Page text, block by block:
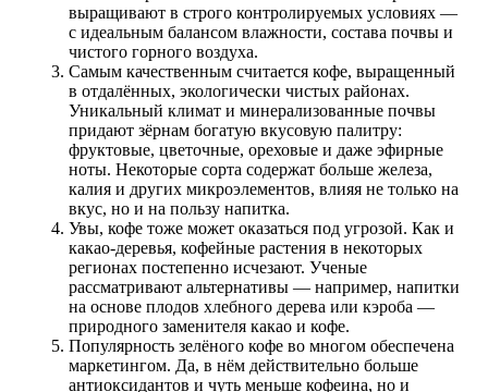
выращивают в строго контролируемых условиях —
с идеальным балансом влажности, состава почвы и
чистого горного воздуха.
Самым качественным считается кофе, выращенный
в отдалённых, экологически чистых районах.
Уникальный климат и минерализованные почвы
придают зёрнам богатую вкусовую палитру:
фруктовые, цветочные, ореховые и даже эфирные
ноты. Некоторые сорта содержат больше железа,
калия и других микроэлементов, влияя не только на
вкус, но и на пользу напитка.
Увы, кофе тоже может оказаться под угрозой. Как и
какао-деревья, кофейные растения в некоторых
регионах постепенно исчезают. Ученые
рассматривают альтернативы — например, напитки
на основе плодов хлебного дерева или кэроба —
природного заменителя какао и кофе.
Популярность зелёного кофе во многом обеспечена
маркетингом. Да, в нём действительно больше
антиоксидантов и чуть меньше кофеина, но и